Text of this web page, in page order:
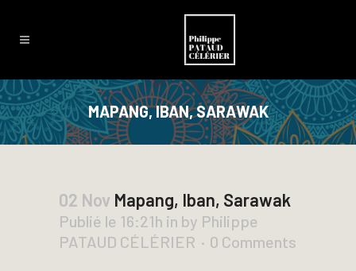
MAPANG, IBAN, SARAWAK
02 Nov Mapang, Iban, Sarawak
Publié le 16:21h in by Philippe
PATAUD CÉLÉRIER
0 Comments